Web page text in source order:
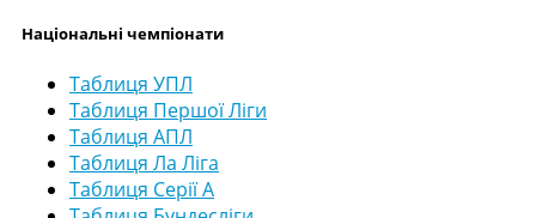
Національні чемпіонати
Таблиця УПЛ
Таблиця Першої Ліги
Таблиця АПЛ
Таблиця Ла Ліга
Таблиця Серії А